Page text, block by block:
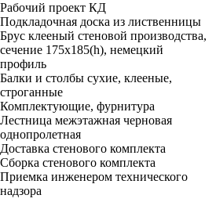
Рабочий проект КД
Подкладочная доска из лиственницы
Брус клееный стеновой производства,
сечение 175х185(h), немецкий
профиль
Балки и столбы сухие, клееные,
строганные
Комплектующие, фурнитура
Лестница межэтажная черновая
однопролетная
Доставка стенового комплекта
Сборка стенового комплекта
Приемка инженером технического
надзора